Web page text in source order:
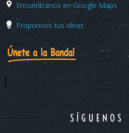
Encuéntranos en Google Maps
Proponnos tus ideas
SÍGUENOS